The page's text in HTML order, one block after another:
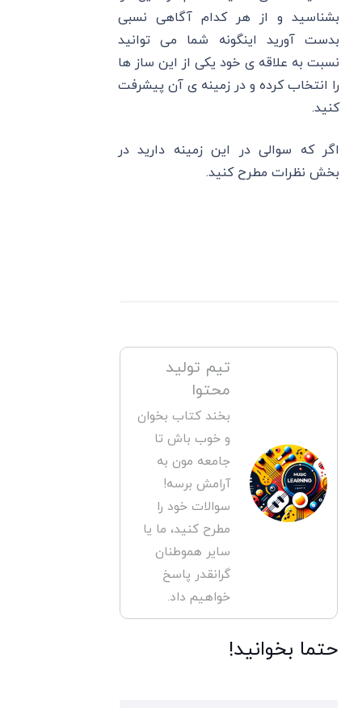
بشناسید و از هر کدام آگاهی نسبی
بدست آورید اینگونه شما می توانید
نسبت به علاقه ی خود یکی از این ساز ها
را انتخاب کرده و در زمینه ی آن پیشرفت
کنید.
اگر که سوالی در این زمینه دارید در
بخش نظرات مطرح کنید.
تیم تولید
محتوا
بخند کتاب بخوان
و خوب باش تا
جامعه مون به
آرامش برسه!
سوالات خود را
مطرح کنید، ما یا
سایر هموطنان
گرانقدر پاسخ
خواهیم داد.
حتما بخوانید!